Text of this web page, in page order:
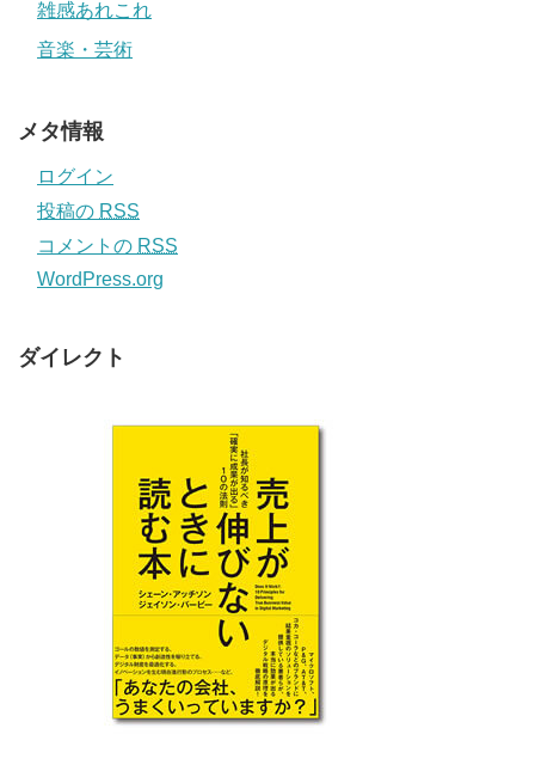
雑感あれこれ
音楽・芸術
メタ情報
ログイン
投稿の RSS
コメントの RSS
WordPress.org
ダイレクト